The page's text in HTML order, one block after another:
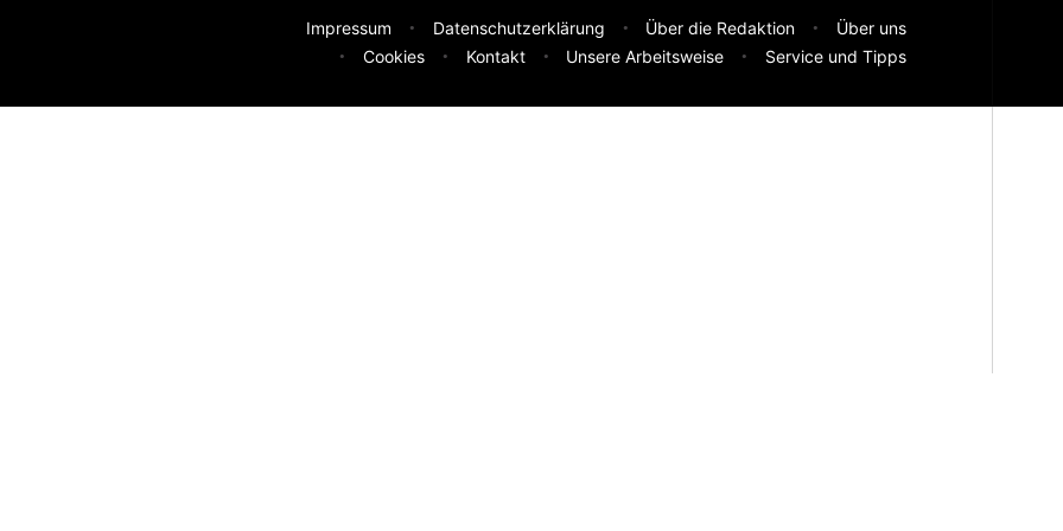
Impressum Datenschutzerklärung Über die Redaktion
Über uns
Cookies
Kontakt Unsere Arbeitsweise Service und Tipps